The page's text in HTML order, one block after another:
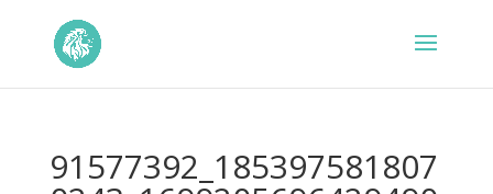
91577392_185397581807